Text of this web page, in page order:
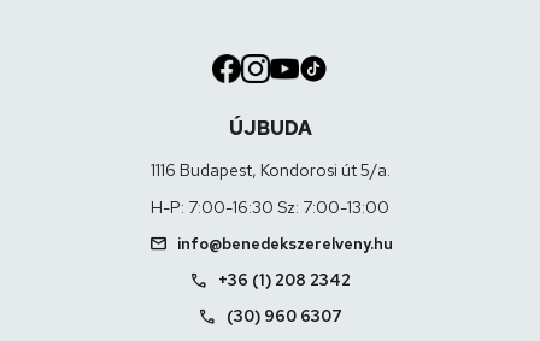
ÚJBUDA
1116 Budapest, Kondorosi út 5/a.
H-P: 7:00-16:30 Sz: 7:00-13:00
mail info@benedekszerelveny.hu
call +36 (1) 208 2342
call (30) 960 6307